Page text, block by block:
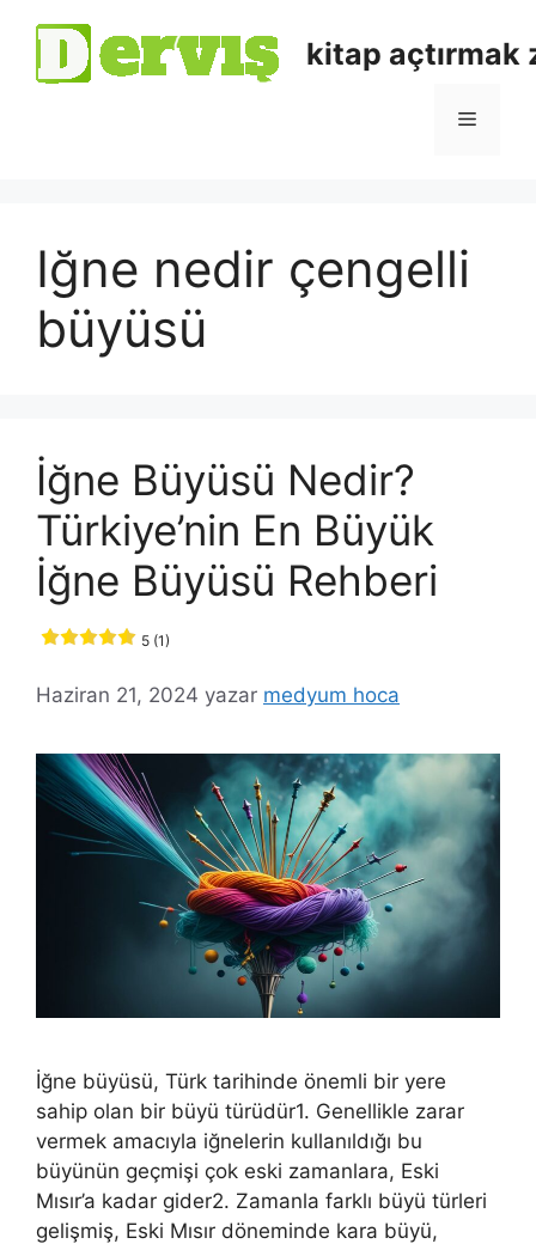
kitap açtırmak
Iğne nedir çengelli
büyüsü
İğne Büyüsü Nedir?
Türkiye’nin En Büyük
İğne Büyüsü Rehberi
5 (1)
Haziran 21, 2024 yazar medyum hoca
İğne büyüsü, Türk tarihinde önemli bir yere
sahip olan bir büyü türüdür1. Genellikle zarar
vermek amacıyla iğnelerin kullanıldığı bu
büyünün geçmişi çok eski zamanlara, Eski
Mısır’a kadar gider2. Zamanla farklı büyü türleri
gelişmiş, Eski Mısır döneminde kara büyü,